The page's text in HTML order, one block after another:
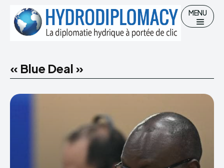
Hydro-diplomatie
Gestion des Ressources en eau
MENU
« Blue Deal »